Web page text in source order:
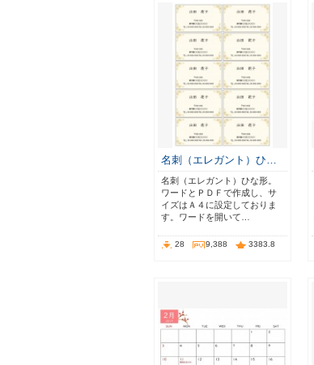
名刺（エレガント）ひ…
名刺（エレガント）ひな形。
ワードとＰＤＦで作成し、サ
イズはＡ４に設定しておりま
す。ワードを開いて…
28 9,388 3383.8